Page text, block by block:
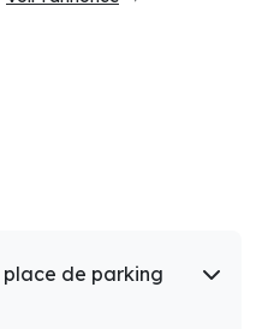
place de parking